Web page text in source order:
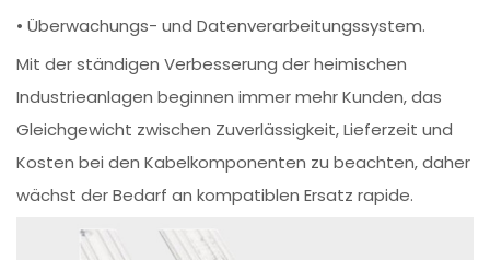
• Überwachungs- und Datenverarbeitungssystem.
Mit der ständigen Verbesserung der heimischen
Industrieanlagen beginnen immer mehr Kunden, das
Gleichgewicht zwischen Zuverlässigkeit, Lieferzeit und
Kosten bei den Kabelkomponenten zu beachten, daher
wächst der Bedarf an kompatiblen Ersatz rapide.